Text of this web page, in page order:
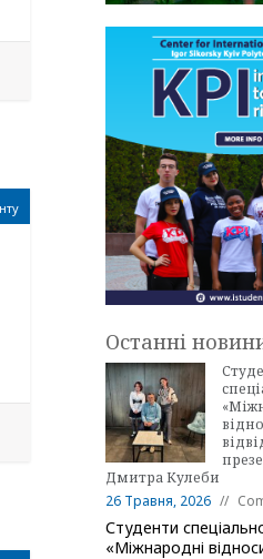
Останні
Дмитра Кулеби
26 Травня, 2026
Студенти
«Міжнародні